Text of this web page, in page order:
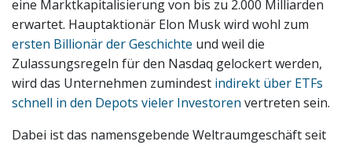
eine Marktkapitalisierung von bis zu 2.000 Milliarden
erwartet. Hauptaktionär Elon Musk wird wohl zum
ersten Billionär der Geschichte und weil die
Zulassungsregeln für den Nasdaq gelockert werden,
wird das Unternehmen zumindest indirekt über ETFs
schnell in den Depots vieler Investoren vertreten sein.
Dabei ist das namensgebende Weltraumgeschäft seit